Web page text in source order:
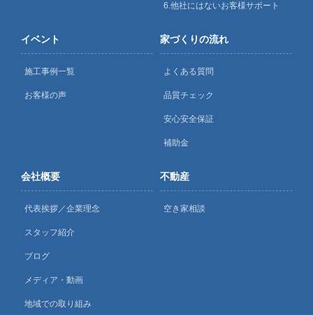
6.他社にはないお客様サポート
イベント
施工事例一覧
お客様の声
家づくりの流れ
よくある質問
品質チェック
安心安全保証
補助金
会社概要
代表挨拶／企業理念
スタッフ紹介
ブログ
メディア・動画
地域での取り組み
不動産
空き家相談